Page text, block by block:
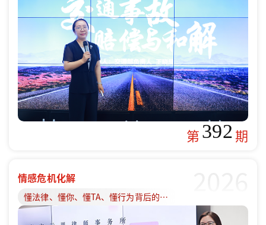
第392期
情感危机化解
懂法律、懂你、懂TA、懂行为背后的原因